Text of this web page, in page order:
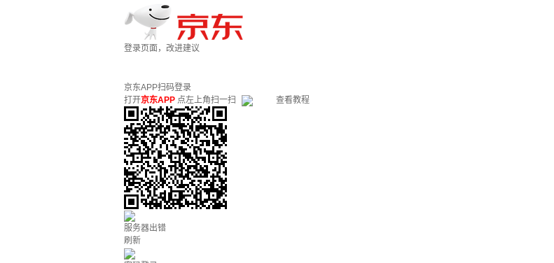
登录页面，改进建议
京东APP扫码登录
打开京东APP 点左上角扫一扫 查看教程
服务器出错
刷新